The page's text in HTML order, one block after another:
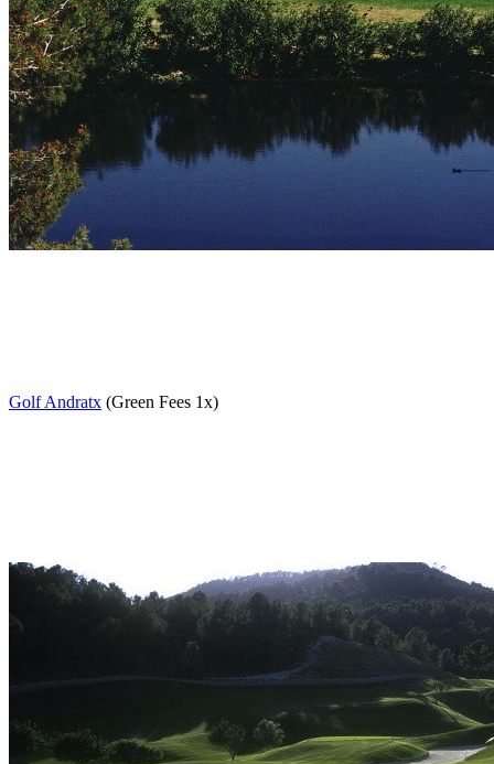
Golf Andratx (Green Fees 1x)